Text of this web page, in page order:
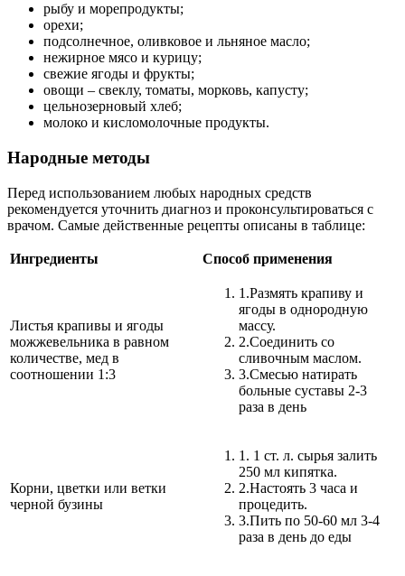
рыбу и морепродукты;
орехи;
подсолнечное, оливковое и льняное масло;
нежирное мясо и курицу;
свежие ягоды и фрукты;
овощи – свеклу, томаты, морковь, капусту;
цельнозерновый хлеб;
молоко и кисломолочные продукты.
Народные методы
Перед использованием любых народных средств
рекомендуется уточнить диагноз и проконсультироваться с
врачом. Самые действенные рецепты описаны в таблице:
Ингредиенты Способ применения
Листья крапивы и ягоды
можжевельника в равном
количестве, мед в
соотношении 1:3
1.Размять крапиву и
ягоды в однородную
массу.
2.Соединить со
сливочным маслом.
3.Смесью натирать
больные суставы 2-3
раза в день
Корни, цветки или ветки
черной бузины
1. 1 ст. л. сырья залить
250 мл кипятка.
2.Настоять 3 часа и
процедить.
3.Пить по 50-60 мл 3-4
раза в день до еды